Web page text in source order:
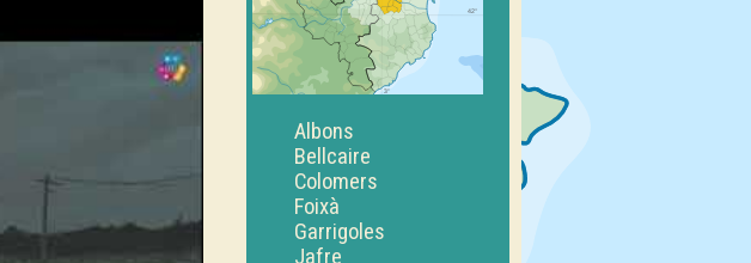
Albons
Bellcaire
Colomers
Foixà
Garrigoles
Jafre